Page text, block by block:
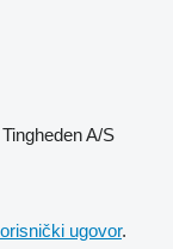
A/S
ugovor.